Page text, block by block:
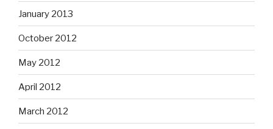
January 2013
October 2012
May 2012
April 2012
March 2012